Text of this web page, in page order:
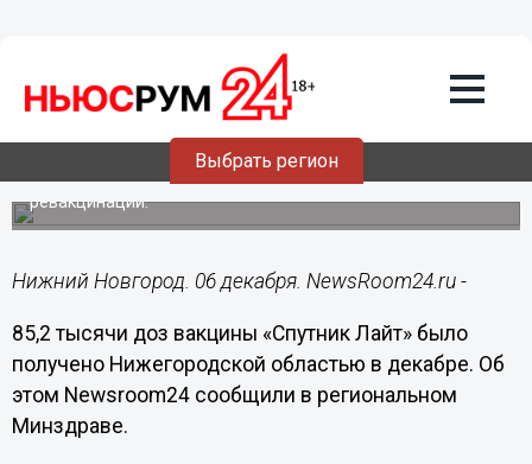
Выбрать регион
06.12.202115:22
Нижегородская область получила
более 85 тысяч доз «Спутника Лайт»
Ей прививают переболевших и используют для
ревакцинации.
Нижний Новгород. 06 декабря. NewsRoom24.ru -
85,2 тысячи доз вакцины «Спутник Лайт» было
получено Нижегородской областью в декабре. Об
этом Newsroom24 сообщили в региональном
Минздраве.